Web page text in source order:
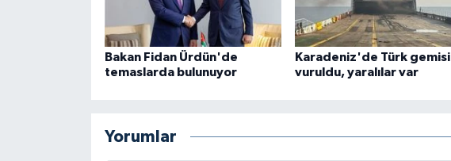
Bakan Fidan Ürdün'de
temaslarda bulunuyor
Karadeniz'de Türk gemisi
vuruldu, yaralılar var
Yorumlar